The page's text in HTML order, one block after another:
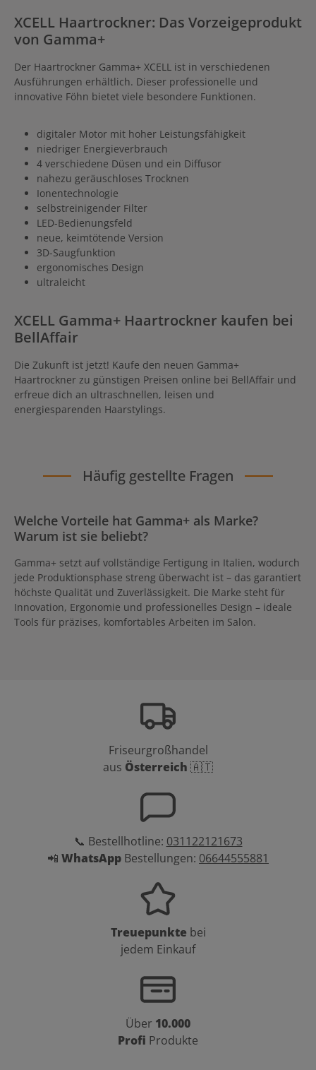
Clean- und
SelbstdiagnosesystemMemor
y-Funktion für individuelle
Pad, Diffusor, 3 Stylingdüsen,
Reinigungsset und Ersatzfilter
XCELL Haartrockner: Das Vorzeigeprodukt
von Gamma+
Der Haartrockner Gamma+ XCELL ist in verschiedenen
Ausführungen erhältlich. Dieser professionelle und
innovative Föhn bietet viele besondere Funktionen.
digitaler Motor mit hoher Leistungsfähigkeit
niedriger Energieverbrauch
4 verschiedene Düsen und ein Diffusor
nahezu geräuschloses Trocknen
Ionentechnologie
selbstreinigender Filter
LED-Bedienungsfeld
neue, keimtötende Version
3D-Saugfunktion
ergonomisches Design
ultraleicht
XCELL Gamma+ Haartrockner kaufen bei
BellAffair
Die Zukunft ist jetzt! Kaufe den neuen Gamma+
Haartrockner zu günstigen Preisen online bei BellAffair und
erfreue dich an ultraschnellen, leisen und
energiesparenden Haarstylings.
Häufig gestellte Fragen
Welche Vorteile hat Gamma+ als Marke?
Warum ist sie beliebt?
Gamma+ setzt auf vollständige Fertigung in Italien, wodurch
jede Produktionsphase streng überwacht ist – das garantiert
höchste Qualität und Zuverlässigkeit. Die Marke steht für
Innovation, Ergonomie und professionelles Design – ideale
Tools für präzises, komfortables Arbeiten im Salon.
Friseurgroßhandel
aus Österreich 🇦🇹
📞 Bestellhotline: 031122121673
📲 WhatsApp Bestellungen: 06644555881
Treuepunkte bei
jedem Einkauf
Über 10.000
Profi Produkte